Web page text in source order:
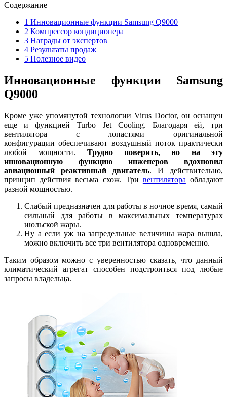
Содержание
1 Инновационные функции Samsung Q9000
2 Компрессор кондиционера
3 Награды от экспертов
4 Результаты продаж
5 Полезное видео
Инновационные функции Samsung
Q9000
Кроме уже упомянутой технологии Virus Doctor, он оснащен
еще и функцией Turbo Jet Cooling. Благодаря ей, три
вентилятора с лопастями оригинальной
конфигурации обеспечивают воздушный поток практически
любой мощности. Трудно поверить, но на эту
инновационную функцию инженеров вдохновил
авиационный реактивный двигатель. И действительно,
принцип действия весьма схож. Три вентилятора обладают
разной мощностью.
Слабый предназначен для работы в ночное время, самый
сильный для работы в максимальных температурах
июльской жары.
Ну а если уж на запредельные величины жара вышла,
можно включить все три вентилятора одновременно.
Таким образом можно с уверенностью сказать, что данный
климатический агрегат способен подстроиться под любые
запросы владельца.